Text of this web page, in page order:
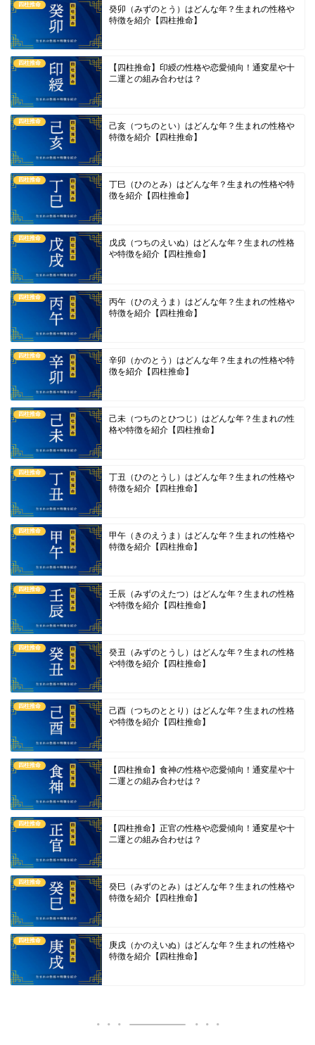
四柱推命
癸卯（みずのとう）はどんな年？生まれの性格や
特徴を紹介【四柱推命】
四柱推命
【四柱推命】印綬の性格や恋愛傾向！通変星や十
二運との組み合わせは？
四柱推命
己亥（つちのとい）はどんな年？生まれの性格や
特徴を紹介【四柱推命】
四柱推命
丁巳（ひのとみ）はどんな年？生まれの性格や特
徴を紹介【四柱推命】
四柱推命
戊戌（つちのえいぬ）はどんな年？生まれの性格
や特徴を紹介【四柱推命】
四柱推命
丙午（ひのえうま）はどんな年？生まれの性格や
特徴を紹介【四柱推命】
四柱推命
辛卯（かのとう）はどんな年？生まれの性格や特
徴を紹介【四柱推命】
四柱推命
己未（つちのとひつじ）はどんな年？生まれの性
格や特徴を紹介【四柱推命】
四柱推命
丁丑（ひのとうし）はどんな年？生まれの性格や
特徴を紹介【四柱推命】
四柱推命
甲午（きのえうま）はどんな年？生まれの性格や
特徴を紹介【四柱推命】
四柱推命
壬辰（みずのえたつ）はどんな年？生まれの性格
や特徴を紹介【四柱推命】
四柱推命
癸丑（みずのとうし）はどんな年？生まれの性格
や特徴を紹介【四柱推命】
四柱推命
己酉（つちのととり）はどんな年？生まれの性格
や特徴を紹介【四柱推命】
四柱推命
【四柱推命】食神の性格や恋愛傾向！通変星や十
二運との組み合わせは？
四柱推命
【四柱推命】正官の性格や恋愛傾向！通変星や十
二運との組み合わせは？
四柱推命
癸巳（みずのとみ）はどんな年？生まれの性格や
特徴を紹介【四柱推命】
四柱推命
庚戌（かのえいぬ）はどんな年？生まれの性格や
特徴を紹介【四柱推命】